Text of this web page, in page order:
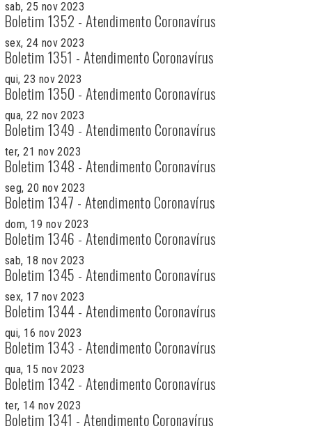
sab, 25 nov 2023
Boletim 1352 - Atendimento Coronavírus
sex, 24 nov 2023
Boletim 1351 - Atendimento Coronavírus
qui, 23 nov 2023
Boletim 1350 - Atendimento Coronavírus
qua, 22 nov 2023
Boletim 1349 - Atendimento Coronavírus
ter, 21 nov 2023
Boletim 1348 - Atendimento Coronavírus
seg, 20 nov 2023
Boletim 1347 - Atendimento Coronavírus
dom, 19 nov 2023
Boletim 1346 - Atendimento Coronavírus
sab, 18 nov 2023
Boletim 1345 - Atendimento Coronavírus
sex, 17 nov 2023
Boletim 1344 - Atendimento Coronavírus
qui, 16 nov 2023
Boletim 1343 - Atendimento Coronavírus
qua, 15 nov 2023
Boletim 1342 - Atendimento Coronavírus
ter, 14 nov 2023
Boletim 1341 - Atendimento Coronavírus